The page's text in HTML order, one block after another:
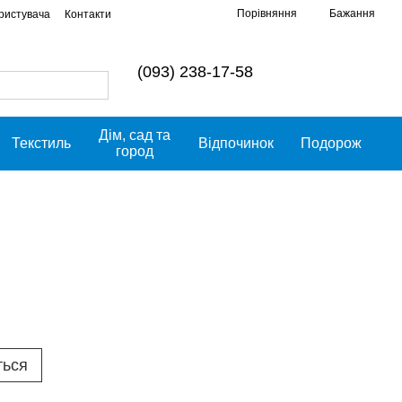
Контакти Порівняння Бажання
(093) 238-17-58
Текстиль
Дім, сад та
город
Відпочинок Подорож